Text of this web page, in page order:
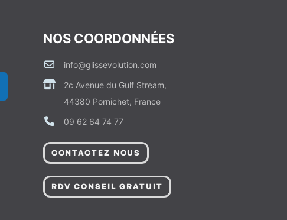
NOS COORDONNÉES
info@glissevolution.com
2c Avenue du Gulf Stream,
44380 Pornichet, France
09 62 64 74 77
CONTACTEZ NOUS
RDV CONSEIL GRATUIT